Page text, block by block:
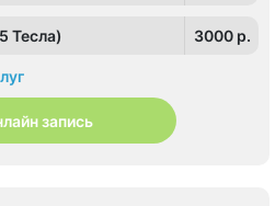
Тесла) 3000 p.
запись